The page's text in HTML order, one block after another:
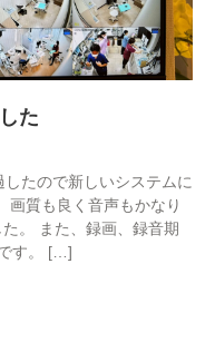
た
たので新しいシステムに
画質も良く音声もかなり
。 また、録画、録音期
す。 […]